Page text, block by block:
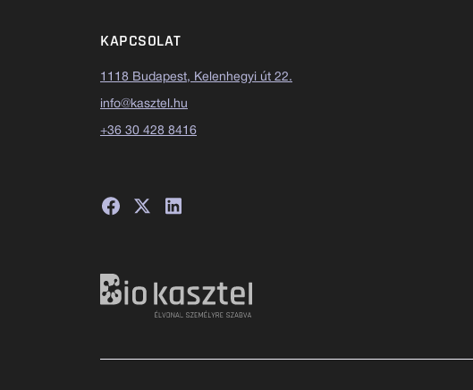
KAPCSOLAT
1118 Budapest, Kelenhegyi út 22.
info@kasztel.hu
+36 30 428 8416